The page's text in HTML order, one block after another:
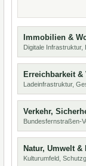
Immobilien &
Digitale Infrastruktur,
Erreichbarkeit &
Ladeinfrastruktur,
Verkehr,
Bundesfernstraßen-
Natur, Umwelt &
Kulturumfeld,